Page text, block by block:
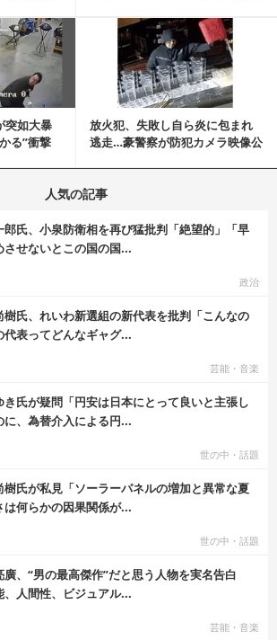
突如大暴
る”衝撃
放火犯、失敗し自ら炎に包まれ
逃走…豪警察が防犯カメラ映像公
記事を読む
人気の記事
郎氏、小泉防衛相を再び猛批判「絶望的」「早
させないとこの国の国...
政治
樹氏、れいわ新選組の新代表を批判「こんなの
代表ってどんなギャグ...
芸能・音楽
き氏が疑問「円安は日本にとって良いと主張し
に、為替介入による円...
世の中・話題
樹氏が私見「ソーラーパネルの増加と異常な夏
は何らかの因果関係が...
世の中・話題
廣、“男の最高傑作”だと思う人物を実名告白
、人間性、ビジュアル...
芸能・音楽